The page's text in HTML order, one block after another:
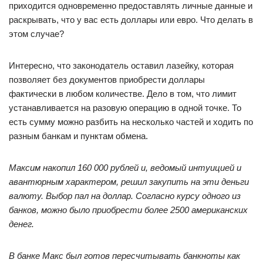
приходится одновременно предоставлять личные данные и
раскрывать, что у вас есть доллары или евро. Что делать в
этом случае?
Интересно, что законодатель оставил лазейку, которая
позволяет без документов приобрести доллары
фактически в любом количестве. Дело в том, что лимит
устанавливается на разовую операцию в одной точке. То
есть сумму можно разбить на несколько частей и ходить по
разным банкам и пунктам обмена.
Максим накопил 160 000 рублей и, ведомый интуицией и
авантюрным характером, решил закупить на эти деньги
валюту. Выбор пал на доллар. Согласно курсу одного из
банков, можно было приобрести более 2500 американских
денег.
В банке Макс был готов пересчитывать банкноты как